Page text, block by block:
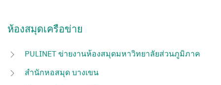
ห้องสมุดเครือข่าย
PULINET ข่ายงานห้องสมุดมหาวิทยาลัยส่วนภูมิภาค
สำนักหอสมุด บางเขน